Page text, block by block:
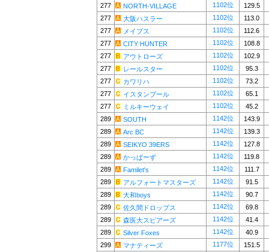
277
NORTH-VILLAGE 1102位
129.5
277
大阪ハスラー 1102位
113.0
277
メイブス 1102位
112.6
277
CITY HUNTER 1102位
108.8
277
アウトローズ 1102位
102.9
277
レールスター 1102位
95.3
277
カワリハ 1102位
73.2
277
イスタンブール 1102位
65.1
277
ミルキーウェイ 1102位
45.2
289
SOUTH 1142位
143.9
289
Arc BC 1142位
139.3
289
SEIKYO 39ERS 1142位
127.8
289
かっぱーず 1142位
119.8
289
Familet's 1142位
111.7
289
アルフォートマスターズ 1142位
91.5
289
大和boys 1142位
90.7
289
佐久間ドロップス 1142位
69.8
289
森医大スピアーズ 1142位
41.4
289
Silver Foxes 1142位
40.9
299
マナティーズ 1177位 151.5